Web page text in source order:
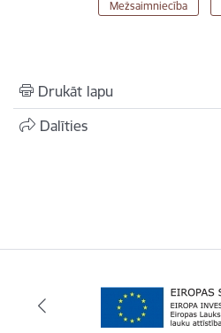
Mežsaimniecība
Drukāt lapu
Dalīties